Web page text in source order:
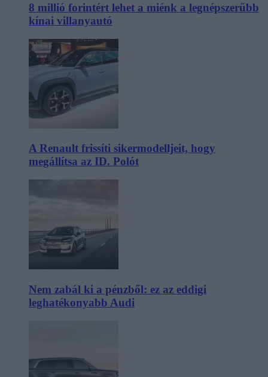
8 millió forintért lehet a miénk a legnépszerűbb
kínai villanyautó
A Renault frissíti sikermodelljeit, hogy
megállítsa az ID. Polót
Nem zabál ki a pénzből: ez az eddigi
leghatékonyabb Audi